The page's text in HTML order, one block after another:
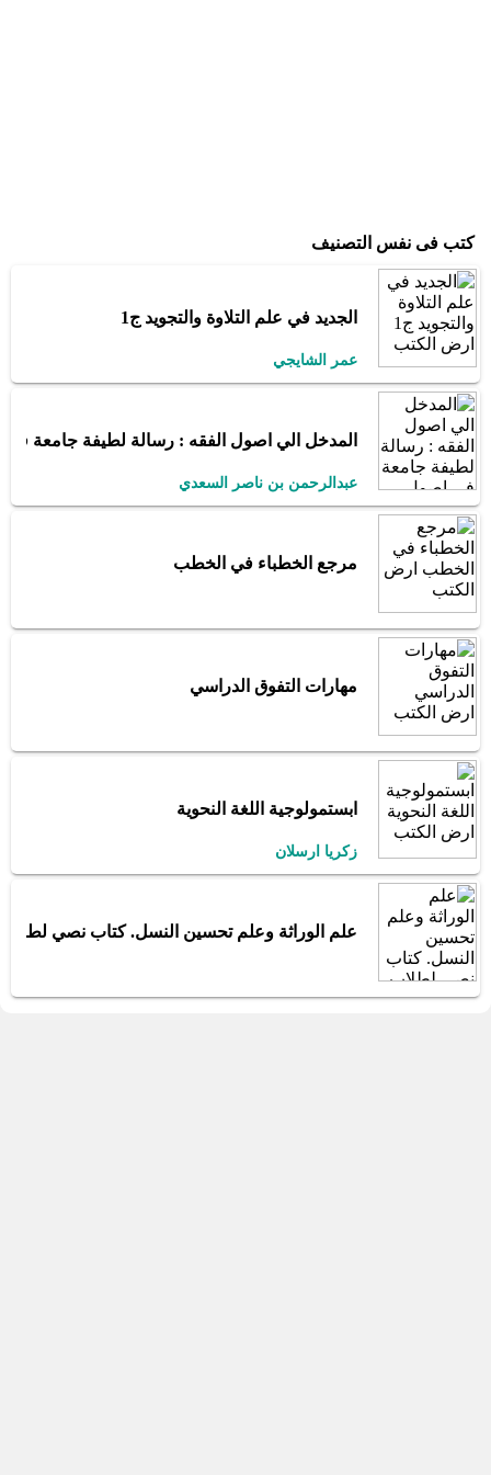
كتب فى نفس التصنيف
الجديد في علم التلاوة والتجويد ج1
عمر الشايجي
المدخل الي اصول الفقه : رسالة لطيفة جامعة في
عبدالرحمن بن ناصر السعدي
مرجع الخطباء في الخطب
مهارات التفوق الدراسي
ابستمولوجية اللغة النحوية
زكريا ارسلان
علم الوراثة وعلم تحسين النسل. كتاب نصي لطلاب